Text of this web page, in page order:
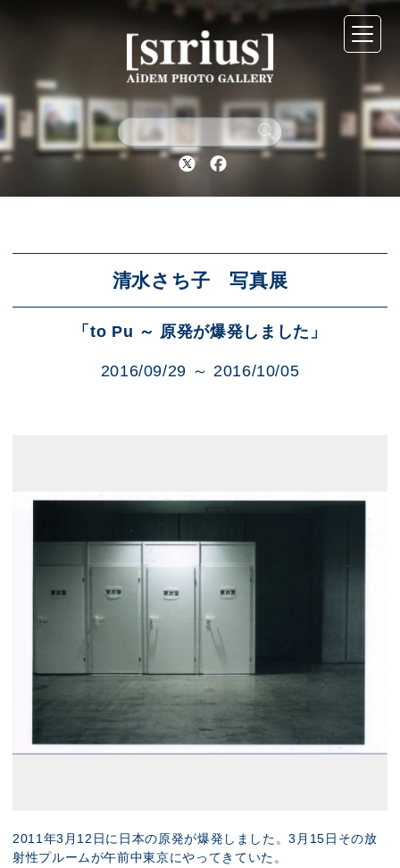
Twitter Facebook
清水さち子 写真展
「to Pu ～ 原発が爆発しました」
2016/09/29 ～ 2016/10/05
2011年3月12日に日本の原発が爆発しました。3月15日その放
射性プルームが午前中東京にやってきていた。
シリウスについて
展示スケジュール